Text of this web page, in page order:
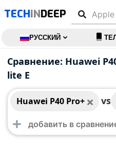
TECHINDEEP
РУССКИЙ
Сравнение: Huawei
lite E
Huawei P40 Pro+ vs
Huawei P40 Pro+